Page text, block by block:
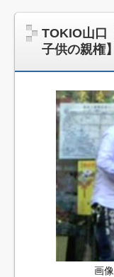
TOKIO山口
子供の親権
画